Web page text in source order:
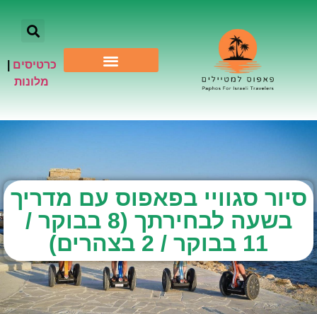
כרטיסים
מלונות
סיור סגוויי בפאפוס עם מדריך
בשעה לבחירתך (8 בבוקר /
11 בבוקר / 2 בצהרים)